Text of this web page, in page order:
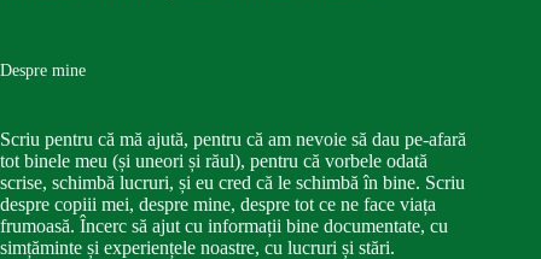
Despre mine
Scriu pentru că mă ajută, pentru că am nevoie să dau pe-afară
tot binele meu (și uneori și răul), pentru că vorbele odată
scrise, schimbă lucruri, și eu cred că le schimbă în bine. Scriu
despre copiii mei, despre mine, despre tot ce ne face viața
frumoasă. Încerc să ajut cu informații bine documentate, cu
simțăminte și experiențele noastre, cu lucruri și stări.